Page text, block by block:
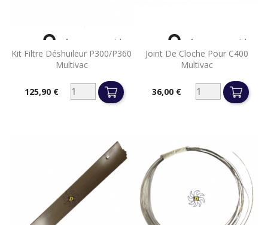
Kit Filtre Déshuileur P300/P360
Multivac
Prix125,90 €
 Aperçu rapide
Joint De Cloche Pour C400
Multivac
Prix36,00 €
 Aperçu rapide